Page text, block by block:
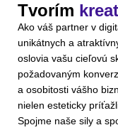
Tvorím
Ako váš partner v
unikátnych a
oslovia vašu cieľovú
požadovaným
a osobitosti vášho
nielen esteticky
Spojme naše sily a